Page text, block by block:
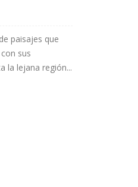
paisajes que
sus
la lejana región...